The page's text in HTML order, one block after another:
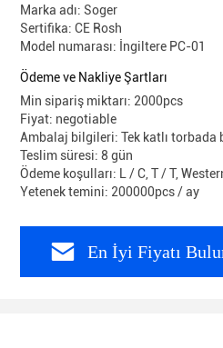
Marka adı: Soger
Sertifika: CE Rosh
Model numarası: İngiltere PC-01
Ödeme ve Nakliye Şartları
Min sipariş miktarı: 2000pcs
Fiyat: negotiable
Ambalaj bilgileri: Tek katlı torbada
Teslim süresi: 8 gün
Ödeme koşulları: L / C, T / T,
Yetenek temini: 200000pcs / ay
En İyi Fiyatı